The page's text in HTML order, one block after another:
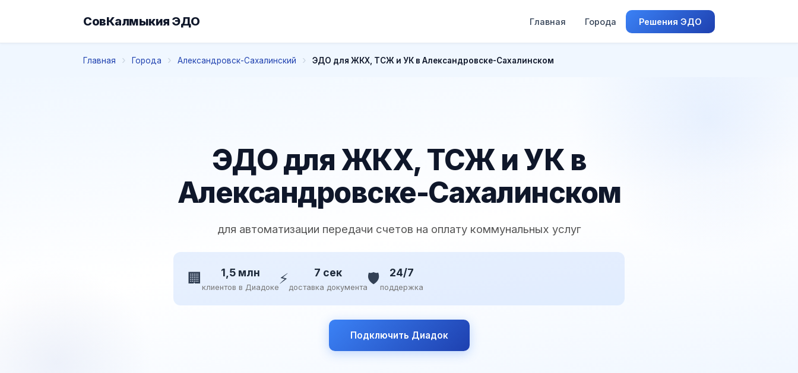
СовКалмыкия ЭДО Главная Города Решения ЭДО
Главная Города Александровск-Сахалинский ЭДО для ЖКХ, ТСЖ и УК в Александровске-Сахалинском
ЭДО для ЖКХ, ТСЖ и УК в
Александровске-Сахалинском
для автоматизации передачи счетов на оплату коммунальных услуг
🏢 1,5 млн
клиентов в Диадоке⚡ 7 сек
доставка документа🛡️ 24/7
поддержка
Подключить Диадок